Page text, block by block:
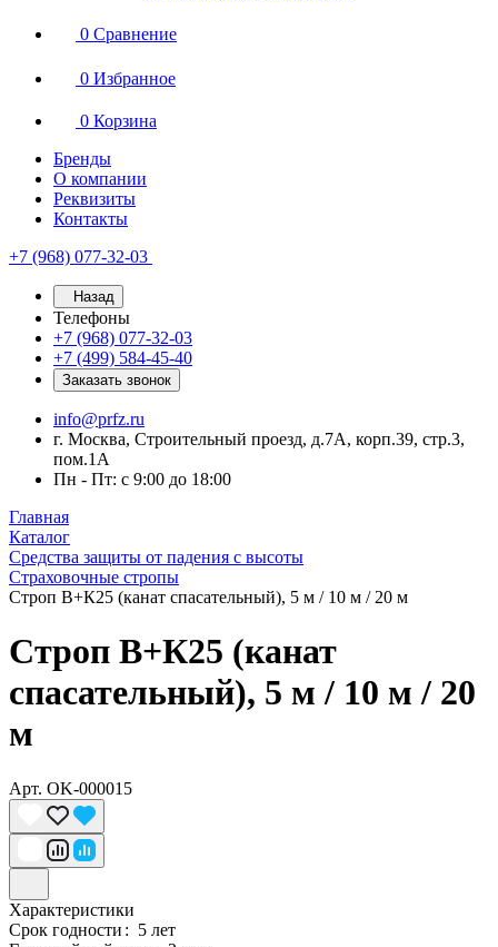
0 Сравнение
0 Избранное
0 Корзина
Бренды
О компании
Реквизиты
Контакты
+7 (968) 077-32-03
Назад
Телефоны
+7 (968) 077-32-03
+7 (499) 584-45-40
Заказать звонок
info@prfz.ru
г. Москва, Строительный проезд, д.7А, корп.39, стр.3,
пом.1А
Пн - Пт: с 9:00 до 18:00
Главная
Каталог
Средства защиты от падения с высоты
Страховочные стропы
Строп В+К25 (канат спасательный), 5 м / 10 м / 20 м
Строп В+К25 (канат
спасательный), 5 м / 10 м / 20
м
Арт. OK-000015
Характеристики
Срок годности: 5 лет